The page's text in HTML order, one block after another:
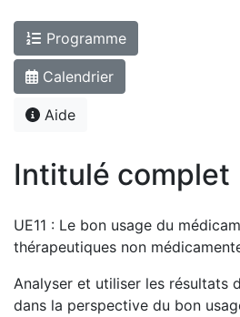
Programme
Calendrier
Aide
Intitulé complet
UE11 : Le bon usage du
thérapeutiques non
Analyser et utiliser les résultats
dans la perspective du bon